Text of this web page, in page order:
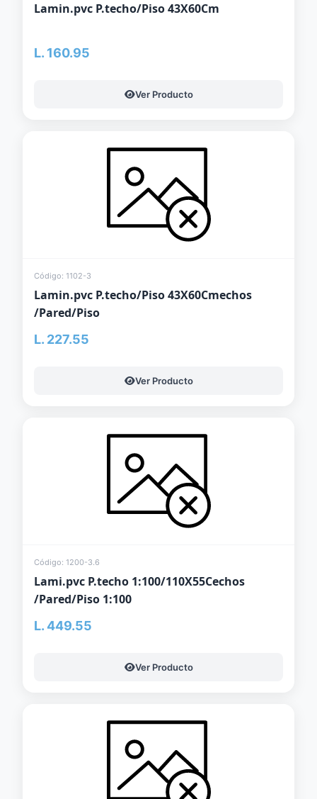
Lamin.pvc P.techo/Piso 43X60Cm
L. 160.95
Ver Producto
Código: 1102-3
Lamin.pvc P.techo/Piso 43X60Cmechos
/Pared/Piso
L. 227.55
Ver Producto
Código: 1200-3.6
Lami.pvc P.techo 1:100/110X55Cechos
/Pared/Piso 1:100
L. 449.55
Ver Producto